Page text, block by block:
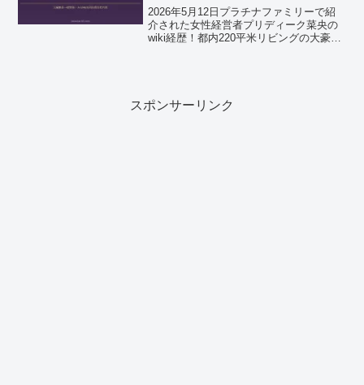
ファミリー5月12日】
2026年5月12日プラチナファミリーで紹
介された女性経営者プリディーク菜央の
wiki経歴！都内220平米リビングの大豪
スポンサーリンク